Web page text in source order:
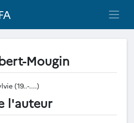
Mougin
(19..-....)
l'auteur